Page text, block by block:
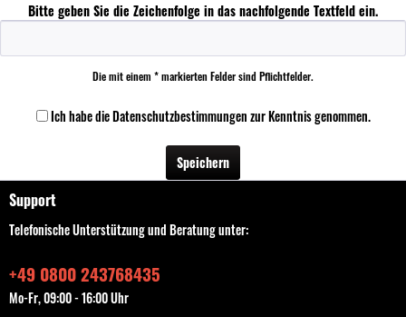
Bitte geben Sie die Zeichenfolge in das nachfolgende Textfeld ein.
Die mit einem * markierten Felder sind Pflichtfelder.
Ich habe dieDatenschutzbestimmungenzur Kenntnis genommen.
Speichern
Support
Telefonische Unterstützung und Beratung unter:
+49 0800 243768435
Mo-Fr, 09:00 - 16:00 Uhr